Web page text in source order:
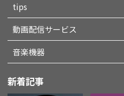
tips
動画配信サービス
音楽機器
新着記事